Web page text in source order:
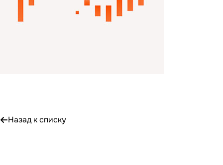
Назад к списку